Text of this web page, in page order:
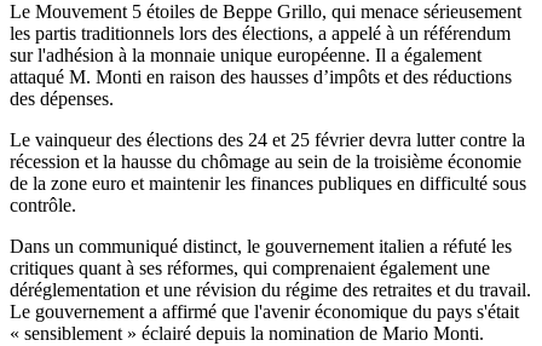
Le Mouvement 5 étoiles de Beppe Grillo, qui menace sérieusement
les partis traditionnels lors des élections, a appelé à un référendum
sur l'adhésion à la monnaie unique européenne. Il a également
attaqué M. Monti en raison des hausses d’impôts et des réductions
des dépenses.
Le vainqueur des élections des 24 et 25 février devra lutter contre la
récession et la hausse du chômage au sein de la troisième économie
de la zone euro et maintenir les finances publiques en difficulté sous
contrôle.
Dans un communiqué distinct, le gouvernement italien a réfuté les
critiques quant à ses réformes, qui comprenaient également une
déréglementation et une révision du régime des retraites et du travail.
Le gouvernement a affirmé que l'avenir économique du pays s'était
« sensiblement » éclairé depuis la nomination de Mario Monti.